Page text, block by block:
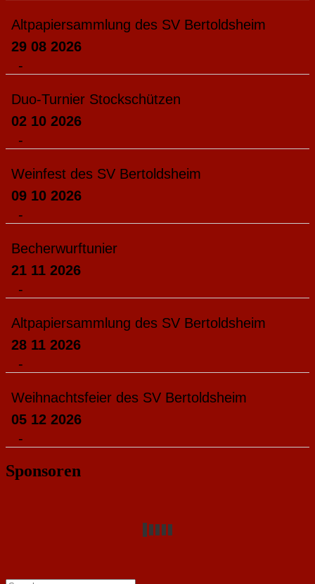
Altpapiersammlung des SV Bertoldsheim
29 08 2026
-
Duo-Turnier Stockschützen
02 10 2026
-
Weinfest des SV Bertoldsheim
09 10 2026
-
Becherwurftunier
21 11 2026
-
Altpapiersammlung des SV Bertoldsheim
28 11 2026
-
Weihnachtsfeier des SV Bertoldsheim
05 12 2026
-
Sponsoren